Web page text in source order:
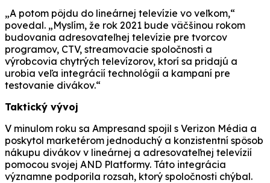
„A potom pôjdu do lineárnej televízie vo veľkom,“
povedal. „Myslím, že rok 2021 bude väčšinou rokom
budovania adresovateľnej televízie pre tvorcov
programov, CTV, streamovacie spoločnosti a
výrobcovia chytrých televízorov, ktorí sa pridajú a
urobia veľa integrácií technológií a kampaní pre
testovanie divákov.“
Taktický vývoj
V minulom roku sa Ampresand spojil s Verizon Média a
poskytol marketérom jednoduchý a konzistentní spôsob
nákupu divákov v lineárnej a adresovateľnej televízií
pomocou svojej AND Platformy. Táto integrácia
významne podporila rozsah, ktorý spoločnosti chýbal.